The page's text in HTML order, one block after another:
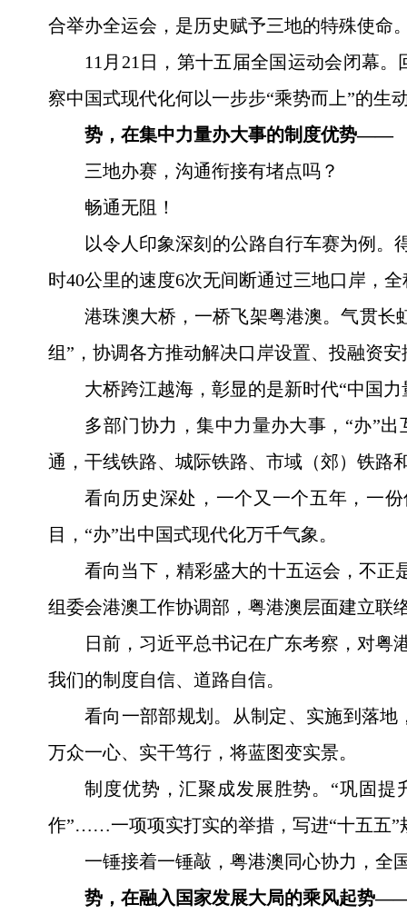
合举办全运会，是历史赋予三地的特殊使命
11月21日，第十五届全国运动会闭幕
察中国式现代化何以一步步“乘势而上”的生
势，在集中力量办大事的制度优势——
三地办赛，沟通衔接有堵点吗？
畅通无阻！
以令人印象深刻的公路自行车赛为例。
时40公里的速度6次无间断通过三地口岸，
港珠澳大桥，一桥飞架粤港澳。气贯长
组”，协调各方推动解决口岸设置、投融资
大桥跨江越海，彰显的是新时代“中国力
多部门协力，集中力量办大事，“办”
通，干线铁路、城际铁路、市域（郊）铁路
看向历史深处，一个又一个五年，一
目，“办”出中国式现代化万千气象。
看向当下，精彩盛大的十五运会，不正
组委会港澳工作协调部，粤港澳层面建立联
日前，习近平总书记在广东考察，对粤
我们的制度自信、道路自信。
看向一部部规划。从制定、实施到落
万众一心、实干笃行，将蓝图变实景。
制度优势，汇聚成发展胜势。“巩固
作”……一项项实打实的举措，写进“十五五”
一锤接着一锤敲，粤港澳同心协力，全
势，在融入国家发展大局的乘风起势